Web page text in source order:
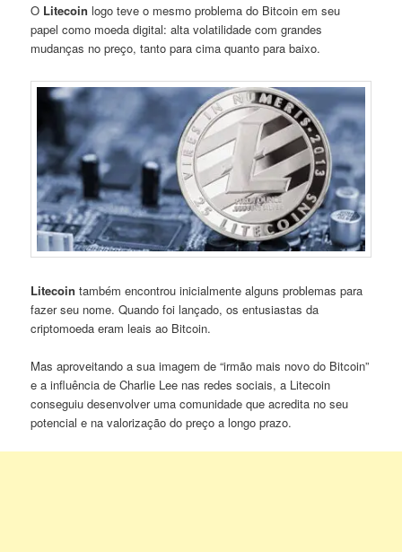
O Litecoin logo teve o mesmo problema do Bitcoin em seu
papel como moeda digital: alta volatilidade com grandes
mudanças no preço, tanto para cima quanto para baixo.
Litecoin também encontrou inicialmente alguns problemas para
fazer seu nome. Quando foi lançado, os entusiastas da
criptomoeda eram leais ao Bitcoin.
Mas aproveitando a sua imagem de “irmão mais novo do Bitcoin”
e a influência de Charlie Lee nas redes sociais, a Litecoin
conseguiu desenvolver uma comunidade que acredita no seu
potencial e na valorização do preço a longo prazo.